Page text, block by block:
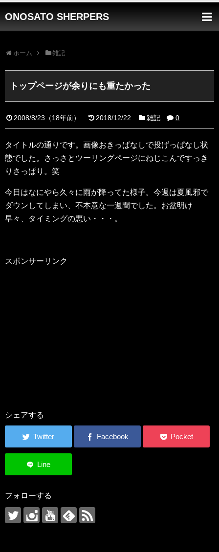
ONOSATO SHERPERS
ホーム 雑記
トップページが余りにも重たかった
2008/8/23 （18年前） 2018/12/22 雑記 0
タイトルの通りです。画像おきっぱなしで投げっぱなし状
態でした。さっさとツーリングページにねじこんですっき
りさっぱり。笑
今日はなにやら久々に雨が降ってた様子。今週は夏風邪で
ダウンしてしまい、不本意な一週間でした。お盆明け
早々、タイミングの悪い・・・。
スポンサーリンク
シェアする
フォローする